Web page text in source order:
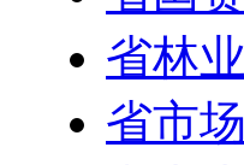
省林
省市